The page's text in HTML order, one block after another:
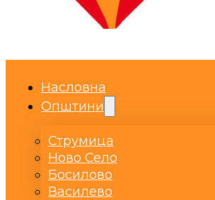
Насловна
Општини
Струмица
Ново Село
Босилово
Василево